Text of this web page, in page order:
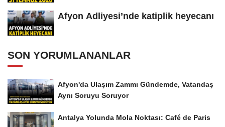
Afyon Adliyesi’nde katiplik heyecanı
SON YORUMLANANLAR
Afyon'da Ulaşım Zammı Gündemde, Vatandaş
Aynı Soruyu Soruyor
Antalya Yolunda Mola Noktası: Café de Paris